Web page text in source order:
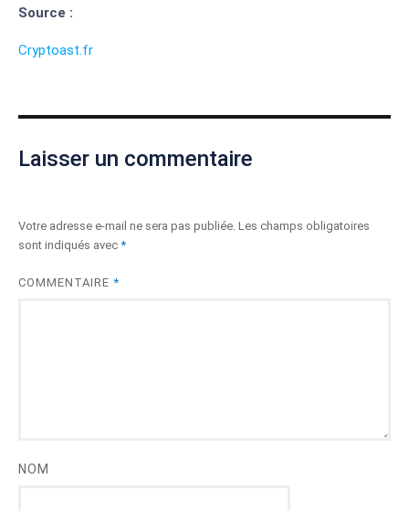
Source :
Cryptoast.fr
Laisser un commentaire
Votre adresse e-mail ne sera pas publiée. Les champs obligatoires
sont indiqués avec *
COMMENTAIRE *
NOM